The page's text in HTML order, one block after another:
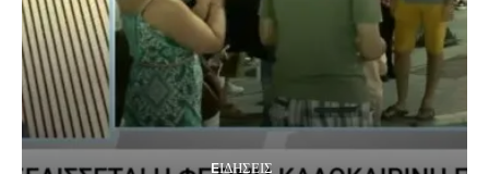
EΙΔΗΣΕΙΣ